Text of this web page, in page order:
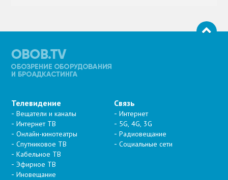
Телевидение
Вещатели и каналы
Интернет ТВ
Онлайн-кинотеатры
Спутниковое ТВ
Кабельное ТВ
Эфирное ТВ
Иновещание
Связь
Интернет
5G, 4G, 3G
Радиовещание
Социальные сети